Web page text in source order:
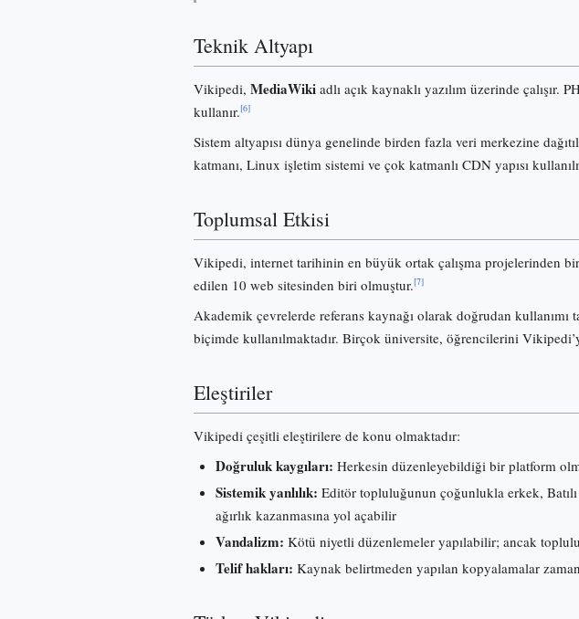
Teknik Altyapı
Vikipedi, MediaWiki adlı açık kaynaklı yazılım üzerinde
kullanır.[6]
Sistem altyapısı dünya genelinde birden fazla veri merkezine
katmanı, Linux işletim sistemi ve çok katmanlı CDN yapısı
Toplumsal Etkisi
Vikipedi, internet tarihinin en büyük ortak çalışma projelerinden
edilen 10 web sitesinden biri olmuştur.[7]
Akademik çevrelerde referans kaynağı olarak doğrudan kullanımı
biçimde kullanılmaktadır. Birçok üniversite, öğrencilerini
Eleştiriler
Vikipedi çeşitli eleştirilere de konu olmaktadır:
Doğruluk kaygıları: Herkesin düzenleyebildiği bir platform
Sistemik yanlılık: Editör topluluğunun çoğunlukla erkek,
ağırlık kazanmasına yol açabilir
Vandalizm: Kötü niyetli düzenlemeler yapılabilir; ancak
Telif hakları: Kaynak belirtmeden yapılan kopyalamalar